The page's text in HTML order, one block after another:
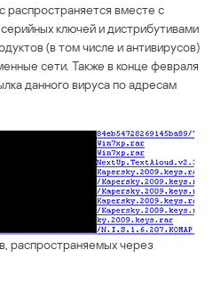
распространяется вместе с
ключей и дистрибутивами
(в том числе и антивирусов)
сети. Также в конце февраля
данного вируса по адресам
распространяемых через